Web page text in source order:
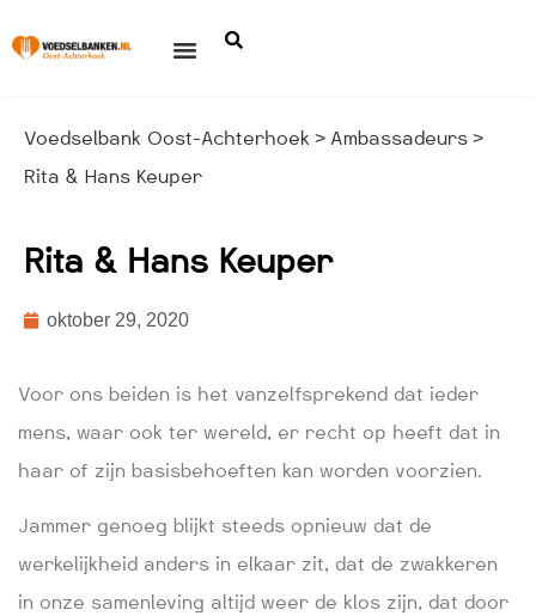
Voedselbank Oost-Achterhoek > Ambassadeurs >
Rita & Hans Keuper
Rita & Hans Keuper
oktober 29, 2020
Voor ons beiden is het vanzelfsprekend dat ieder
mens, waar ook ter wereld, er recht op heeft dat in
haar of zijn basisbehoeften kan worden voorzien.
Jammer genoeg blijkt steeds opnieuw dat de
werkelijkheid anders in elkaar zit, dat de zwakkeren
in onze samenleving altijd weer de klos zijn, dat door